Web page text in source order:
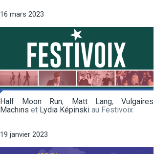
16 mars 2023
Half Moon Run, Matt Lang,Vulgaires
Machins et Lydia Képinski au Festivoix
19 janvier 2023